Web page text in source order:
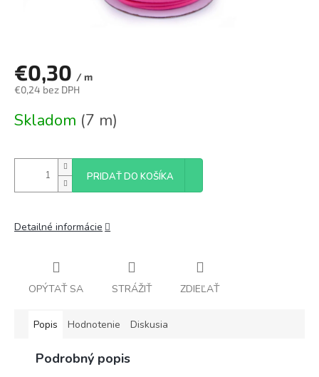
€0,30 / m
€0,24 bez DPH
cena:
Skladom (7 m)
PRIDAŤ DO KOŠÍKA
Detailné informácie
OPÝTAŤ SA STRÁŽIŤ ZDIEĽAŤ
Popis Hodnotenie Diskusia
Podrobný popis